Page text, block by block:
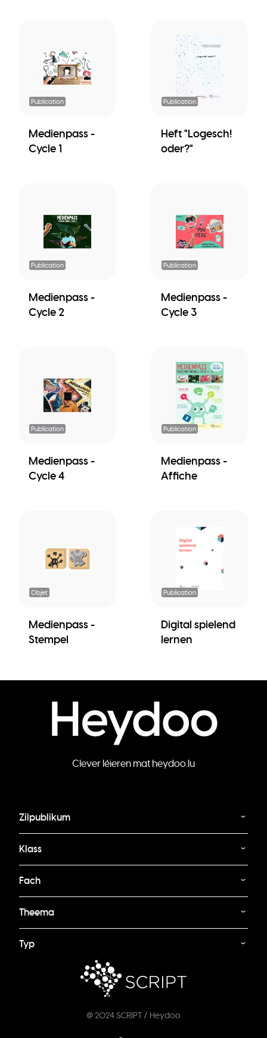
Publication
Medienpass -
Cycle 1
Publication
Heft "Logesch!
oder?"
Publication
Medienpass -
Cycle 2
Publication
Medienpass -
Cycle 3
Publication
Medienpass -
Cycle 4
Publication
Medienpass -
Affiche
Objet
Medienpass -
Stempel
Publication
Digital spielend
lernen
Clever léieren mat heydoo.lu
Zilpublikum
Klass
Fach
Theema
Typ
@ 2024 SCRIPT / Heydoo